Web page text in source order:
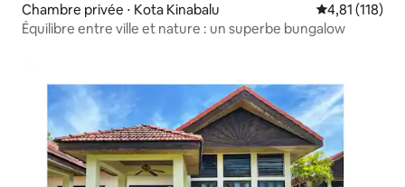
Chambre privée ⋅ Kota Kinabalu Évaluation
4,81 (118)
Équilibre entre ville et nature : un superbe bungalow